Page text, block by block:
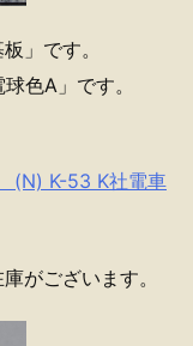
」です。
色A」です。
(N) K-53 K社電車
がございます。